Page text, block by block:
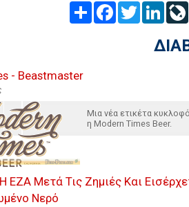
Share FacebookTwitter
- Beastmaster
Μια νέα ετικέτα
η Modern Times Beer.
ΕΖΑ Μετά Τις Ζημιές Και
Νερό